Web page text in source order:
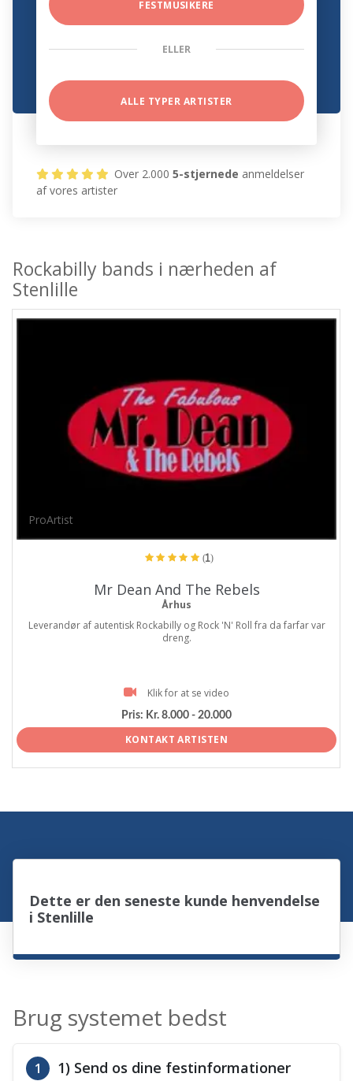
FESTMUSIKERE
ELLER
ALLE TYPER ARTISTER
Over 2.0005-stjernede anmeldelser
af vores artister
Rockabilly bands i nærheden af
Stenlille
ProArtist
(1)
Mr Dean And The Rebels
Århus
Leverandør af autentisk Rockabilly og Rock 'N' Roll fra da farfar var
dreng.
Klik for at se video
Pris: Kr. 8.000 - 20.000
KONTAKT ARTISTEN
Dette er den seneste kunde henvendelse
i Stenlille
Brug systemet bedst
1 1) Send os dine festinformationer